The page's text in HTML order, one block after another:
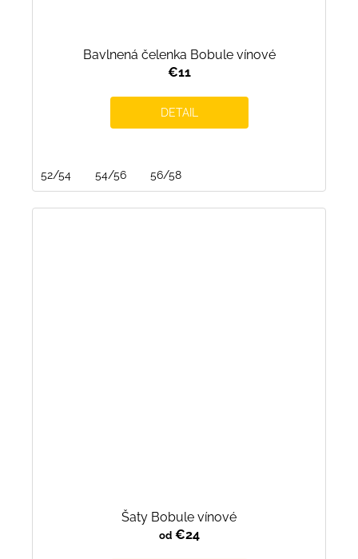
Bavlnená čelenka Bobule vínové
€11
DETAIL
52/54 54/56 56/58
Šaty Bobule vínové
od€24